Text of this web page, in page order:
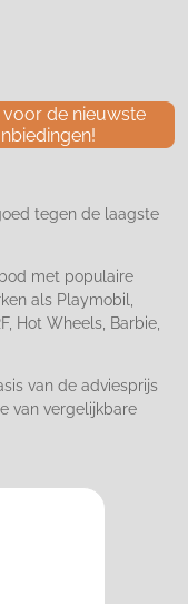
de nieuwste
tegen de laagste
met populaire
als Playmobil,
Hot Wheels, Barbie,
van de adviesprijs
van vergelijkbare